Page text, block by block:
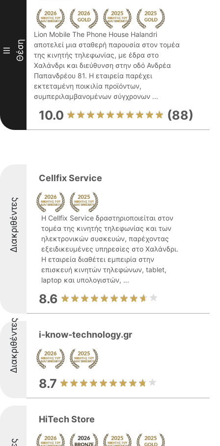
III Θέση
Lion Mobile The Phone House Halandri
αποτελεί μια σταθερή παρουσία στον τομέα
της κινητής τηλεφωνίας, με έδρα στο
Χαλάνδρι και διεύθυνση στην οδό Ανδρέα
Παπανδρέου 81. Η εταιρεία παρέχει
εκτεταμένη ποικιλία προϊόντων,
συμπεριλαμβανομένων σύγχρονων ...
10.0 (88)
Διακριθέντες
Cellfix Service
Η Cellfix Service δραστηριοποιείται στον
τομέα της κινητής τηλεφωνίας και των
ηλεκτρονικών συσκευών, παρέχοντας
εξειδικευμένες υπηρεσίες στο Χαλάνδρι.
Η εταιρεία διαθέτει εμπειρία στην
επισκευή κινητών τηλεφώνων, tablet,
laptop και υπολογιστών, ...
8.6
Διακριθέντες i-know-technology.gr
8.7
HiTech Store